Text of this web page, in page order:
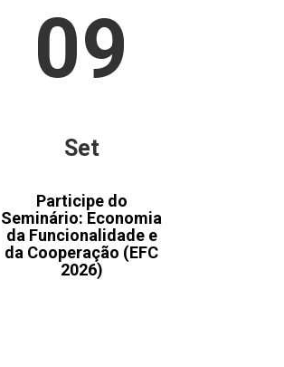
09
Set
Participe do
Seminário: Economia
da Funcionalidade e
da Cooperação (EFC
2026)